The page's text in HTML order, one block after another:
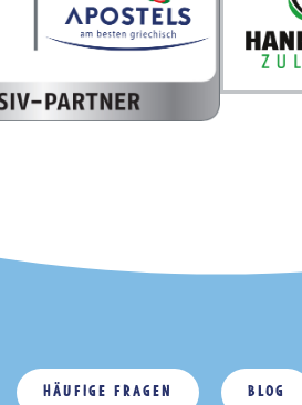
Häufige Fragen Blog